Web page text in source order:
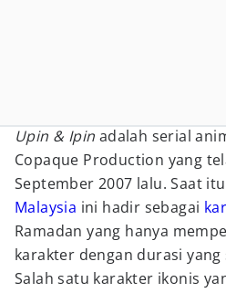
Upin & Ipin adalah serial
Copaque Production yang
September 2007 lalu. Saat
Malaysia ini hadir sebagai
Ramadan yang hanya
karakter dengan durasi yang
Salah satu karakter ikonis